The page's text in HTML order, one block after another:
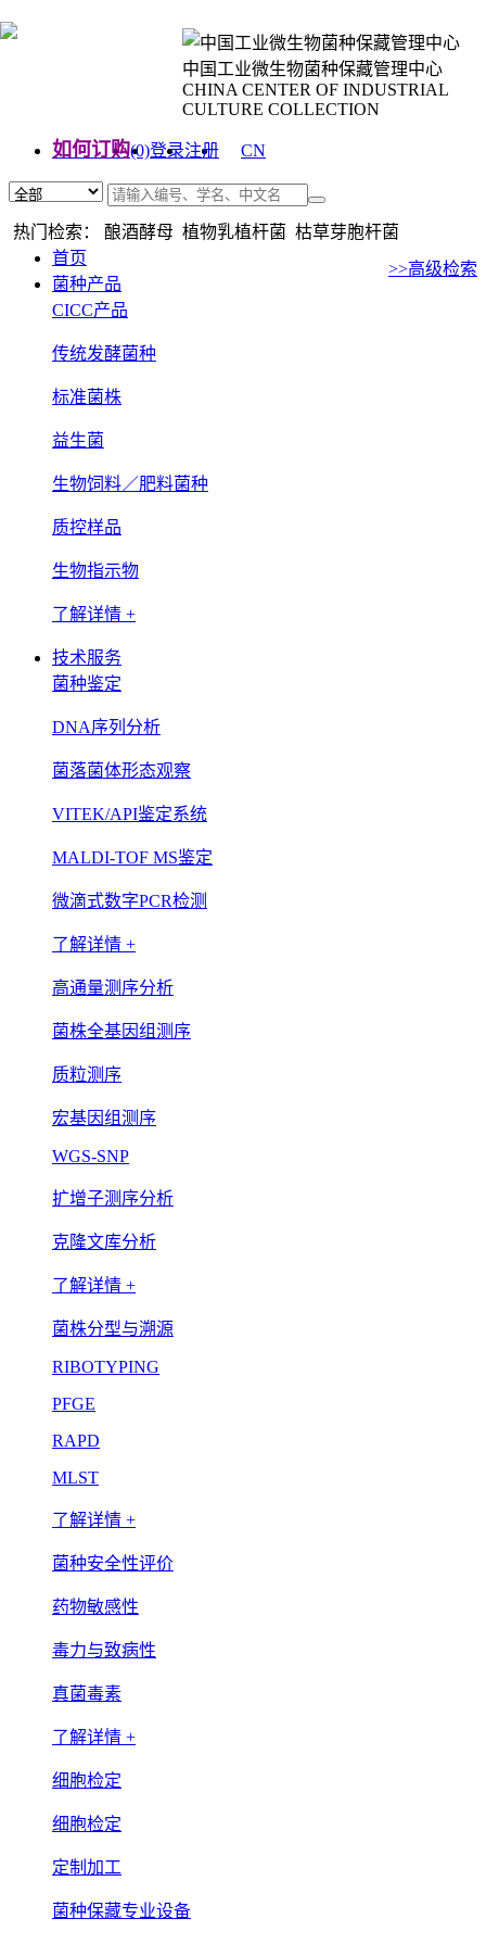
中国工业微生物菌种保藏管理中心
CHINA CENTER OF INDUSTRIAL
CULTURE COLLECTION
如何订购(0)登录注册
CN
热门检索： 酿酒酵母 植物乳植杆菌 枯草芽胞杆菌
>>高级检索
首页
菌种产品
CICC产品
传统发酵菌种
标准菌株
益生菌
生物饲料／肥料菌种
质控样品
生物指示物
了解详情 +
技术服务
菌种鉴定
DNA序列分析
菌落菌体形态观察
VITEK/API鉴定系统
MALDI-TOF MS鉴定
微滴式数字PCR检测
了解详情 +
高通量测序分析
菌株全基因组测序
质粒测序
宏基因组测序
WGS-SNP
扩增子测序分析
克隆文库分析
了解详情 +
菌株分型与溯源
RIBOTYPING
PFGE
RAPD
MLST
了解详情 +
菌种安全性评价
药物敏感性
毒力与致病性
真菌毒素
了解详情 +
细胞检定
细胞检定
定制加工
菌种保藏专业设备